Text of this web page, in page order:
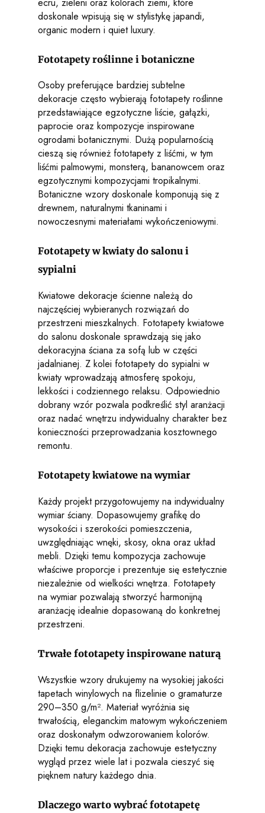
doskonale wpisują się w stylistykę japandi,
organic modern i quiet luxury.
Fototapety roślinne i botaniczne
Osoby preferujące bardziej subtelne
dekoracje często wybierają fototapety roślinne
przedstawiające egzotyczne liście, gałązki,
paprocie oraz kompozycje inspirowane
ogrodami botanicznymi. Dużą popularnością
cieszą się również fototapety z liśćmi, w tym
liśćmi palmowymi, monsterą, bananowcem oraz
egzotycznymi kompozycjami tropikalnymi.
Botaniczne wzory doskonale komponują się z
drewnem, naturalnymi tkaninami i
nowoczesnymi materiałami wykończeniowymi.
Fototapety w kwiaty do salonu i
sypialni
Kwiatowe dekoracje ścienne należą do
najczęściej wybieranych rozwiązań do
przestrzeni mieszkalnych. Fototapety kwiatowe
do salonu doskonale sprawdzają się jako
dekoracyjna ściana za sofą lub w części
jadalnianej. Z kolei fototapety do sypialni w
kwiaty wprowadzają atmosferę spokoju,
lekkości i codziennego relaksu. Odpowiednio
dobrany wzór pozwala podkreślić styl aranżacji
oraz nadać wnętrzu indywidualny charakter bez
konieczności przeprowadzania kosztownego
remontu.
Fototapety kwiatowe na wymiar
Każdy projekt przygotowujemy na indywidualny
wymiar ściany. Dopasowujemy grafikę do
wysokości i szerokości pomieszczenia,
uwzględniając wnęki, skosy, okna oraz układ
mebli. Dzięki temu kompozycja zachowuje
właściwe proporcje i prezentuje się estetycznie
niezależnie od wielkości wnętrza. Fototapety
na wymiar pozwalają stworzyć harmonijną
aranżację idealnie dopasowaną do konkretnej
przestrzeni.
Trwałe fototapety inspirowane naturą
Wszystkie wzory drukujemy na wysokiej jakości
tapetach winylowych na flizelinie o gramaturze
290–350 g/m². Materiał wyróżnia się
trwałością, eleganckim matowym wykończeniem
oraz doskonałym odwzorowaniem kolorów.
Dzięki temu dekoracja zachowuje estetyczny
wygląd przez wiele lat i pozwala cieszyć się
pięknem natury każdego dnia.
Dlaczego warto wybrać fototapetę